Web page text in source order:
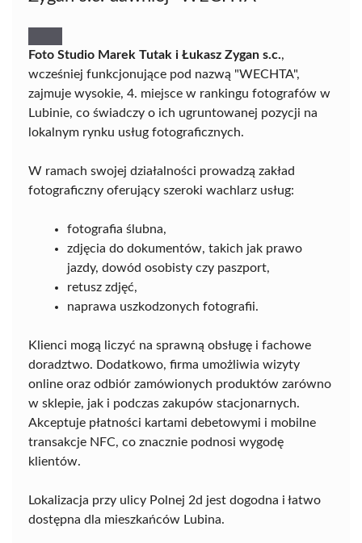
Foto Studio Marek Tutak i Łukasz Zygan s.c.,
wcześniej funkcjonujące pod nazwą "WECHTA",
zajmuje wysokie, 4. miejsce w rankingu fotografów w
Lubinie, co świadczy o ich ugruntowanej pozycji na
lokalnym rynku usług fotograficznych.
W ramach swojej działalności prowadzą zakład
fotograficzny oferujący szeroki wachlarz usług:
fotografia ślubna,
zdjęcia do dokumentów, takich jak prawo
jazdy, dowód osobisty czy paszport,
retusz zdjęć,
naprawa uszkodzonych fotografii.
Klienci mogą liczyć na sprawną obsługę i fachowe
doradztwo. Dodatkowo, firma umożliwia wizyty
online oraz odbiór zamówionych produktów zarówno
w sklepie, jak i podczas zakupów stacjonarnych.
Akceptuje płatności kartami debetowymi i mobilne
transakcje NFC, co znacznie podnosi wygodę
klientów.
Lokalizacja przy ulicy Polnej 2d jest dogodna i łatwo
dostępna dla mieszkańców Lubina.